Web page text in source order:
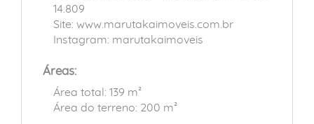
14.809
Site: www.marutakaimoveis.com.br
Instagram: marutakaimoveis
Áreas:
Área total: 139 m²
Área do terreno: 200 m²